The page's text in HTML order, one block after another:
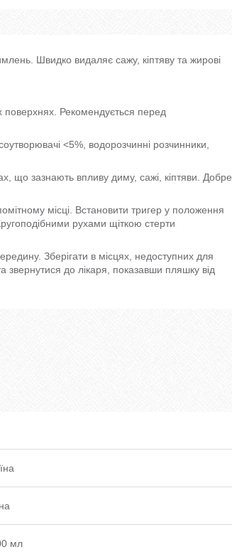
Швидко видаляє сажу, кіптяву та жирові
Рекомендується перед
<5%, водорозчинні розчинники,
що зазнають впливу диму, сажі, кіптяви. Добре
місці. Встановити тригер у положення
рухами щіткою стерти
Зберігати в місцях, недоступних для
звернутися до лікаря, показавши пляшку від
мл